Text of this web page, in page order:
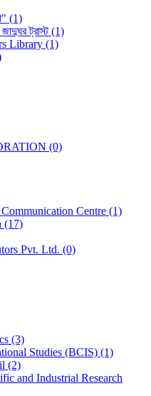
(1)
ট্রাস্ট (1)
Library (1)
(0)
Centre (1)
(17)
Pvt. Ltd. (0)
(3)
Studies (BCIS) (1)
(2)
and Industrial Research